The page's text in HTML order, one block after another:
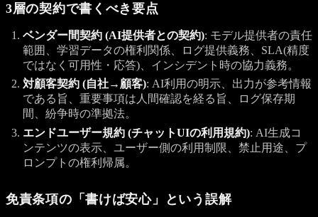
3層の契約で書くべき要点
ベンダー間契約 (AI提供者との契約): モデル提供者の責任
範囲、学習データの権利関係、ログ提供義務、SLA(精度
ではなく可用性・応答)、インシデント時の協力義務。
対顧客契約 (自社→顧客): AI利用の明示、出力が参考情報
である旨、重要事項は人間確認を経る旨、ログ保存期
間、紛争時の準拠法。
エンドユーザー規約 (チャットUIの利用規約): AI生成コ
ンテンツの表示、ユーザー側の利用制限、禁止用途、プ
ロンプトの権利帰属。
免責条項の「書けば安心」という誤解